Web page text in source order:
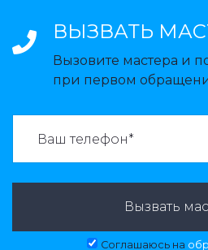
ВЫЗВАТЬ
Вызовите мастера и
при первом
Вызвать
Соглашаюсь на